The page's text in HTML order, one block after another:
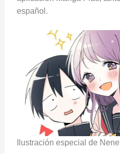
español.
Ilustración especial de